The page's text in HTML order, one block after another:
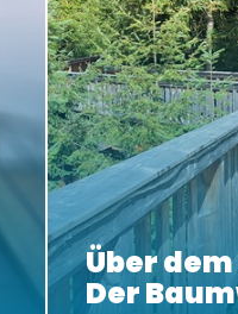
Über
Der